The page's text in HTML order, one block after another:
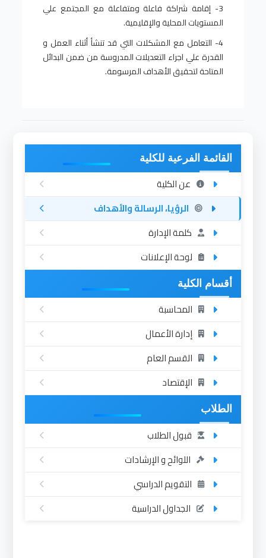
3- إقامة شراكة فاعلة ومتفاعلة مع المجتمع علي
المستويات المحلية والإقليمية.
4- التعامل مع المشكلات التي قد تنشأ أثناء العمل و
القدرة علي اجراء التعديلات المدروسة من ضمن البدائل
المتاحة لتحقيق الأهداف المرسومة.
القائمة الفرعية للكلية
عن الكلية
الرؤيا، الرسالة والأهداف
كلمة الإدارة
لوحة الإعلانات
أقسام الكلية
المحاسبة
إدارة الأعمال
القسم العام
الإقتصاد
الطلاب
قبول الطلاب
اللوائح و الإرشادات
التقويم الدراسي
الجداول الدراسية